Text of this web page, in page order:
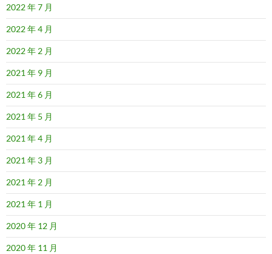
2022 年 7 月
2022 年 4 月
2022 年 2 月
2021 年 9 月
2021 年 6 月
2021 年 5 月
2021 年 4 月
2021 年 3 月
2021 年 2 月
2021 年 1 月
2020 年 12 月
2020 年 11 月